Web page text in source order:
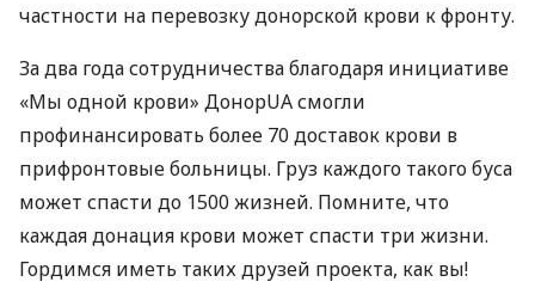
частности на перевозку донорской крови к фронту.
За два года сотрудничества благодаря инициативе
«Мы одной крови» ДонорUA смогли
профинансировать более 70 доставок крови в
прифронтовые больницы. Груз каждого такого буса
может спасти до 1500 жизней. Помните, что
каждая донация крови может спасти три жизни.
Гордимся иметь таких друзей проекта, как вы!